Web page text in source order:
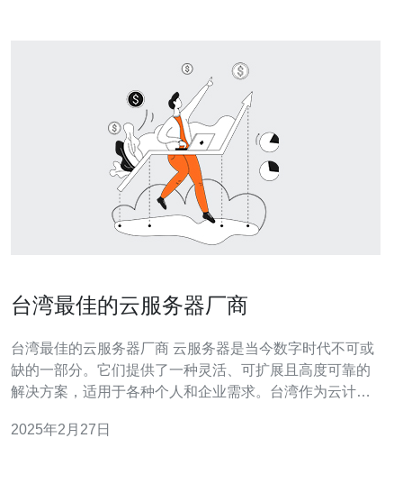
台湾最佳的云服务器厂商
台湾最佳的云服务器厂商 云服务器是当今数字时代不可或
缺的一部分。它们提供了一种灵活、可扩展且高度可靠的
解决方案，适用于各种个人和企业需求。台湾作为云计算
本文中，我们将介绍台湾最佳的云服务器厂商。 1. 台湾
2025年2月27日